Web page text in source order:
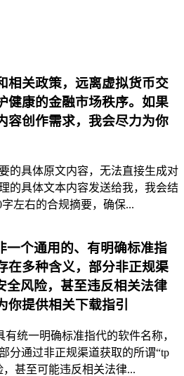
相关政策，远离虚拟货币交
健康的金融市场秩序。如果
容创作需求，我会尽力为你
的具体原文内容，无法直接生成对
的具体文本内容发送给我，我会结
左右的合规摘要，确保...
一个通用的、有明确标准指
在多种含义，部分非正规渠
全风险，甚至违反相关法律
你提供相关下载指引
有统一明确标准指代的软件名称，
分通过非正规渠道获取的所谓“tp
甚至可能违反相关法律...